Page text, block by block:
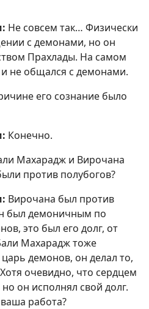
Не совсем так… Физически
с демонами, но он
Прахлады. На самом
не общался с демонами.
его сознание было
Конечно.
Махарадж и Вирочана
против полубогов?
Вирочана был против
был демоничным по
это был его долг, от
Махарадж тоже
демонов, он делал то,
очевидно, что сердцем
он исполнял свой долг.
работа?